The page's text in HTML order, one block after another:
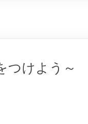
つけよう～